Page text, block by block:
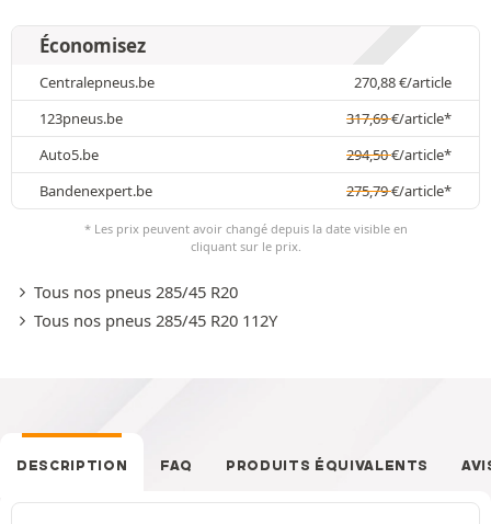
Économisez
Centralepneus.be 270,88€/article
123pneus.be
317,69€/article*
Auto5.be
294,50€/article*
Bandenexpert.be
275,79€/article*
* Les prix peuvent avoir changé depuis la date visible en
cliquant sur le prix.
Tous nos pneus 285/45 R20
Tous nos pneus 285/45 R20 112Y
DESCRIPTION FAQ PRODUITS ÉQUIVALENTS